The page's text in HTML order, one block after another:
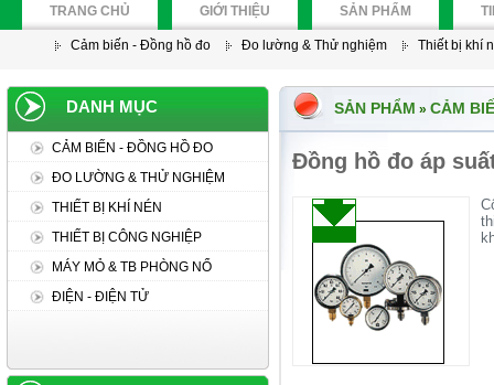
TRANG CHỦ GIỚI THIỆU SẢN PHẨM
Cảm biến - Đồng hồ đo Đo lường & Thử nghiệm Thiết bị khí
DANH MỤC
CẢM BIẾN - ĐỒNG HỒ ĐO
ĐO LƯỜNG & THỬ NGHIỆM
THIẾT BỊ KHÍ NÉN
THIẾT BỊ CÔNG NGHIỆP
MÁY MỎ & TB PHÒNG NỔ
ĐIỆN - ĐIỆN TỬ
SẢN PHẨM » CẢM
Đồng hồ đo áp